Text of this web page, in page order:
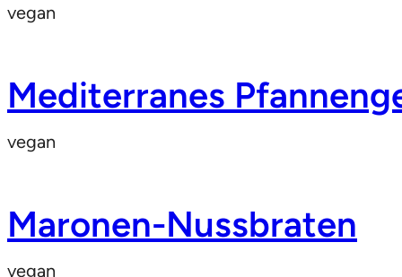
vegan
Mediterranes
vegan
Maronen-Nussbraten
vegan